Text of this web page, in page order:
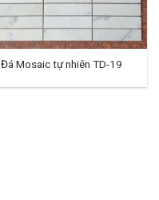
Đá Mosaic tự nhiên TD-19